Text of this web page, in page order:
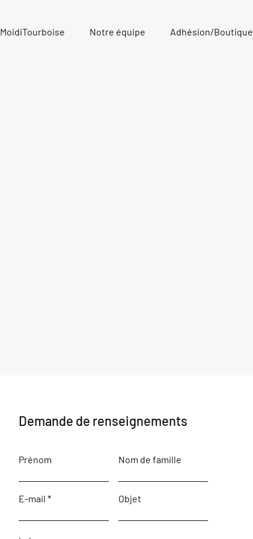
MoidiTourboise Notre équipe Adhésion/Boutique
Demande de renseignements
Prénom Nom de famille
E-mail Objet